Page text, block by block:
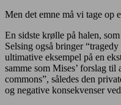
Men det emne må vi tage op
En sidste krølle på halen,
Selsing også bringer
ultimative eksempel på en
samme som Mises’ forslag til
commons”, således den
og negative konsekvenser